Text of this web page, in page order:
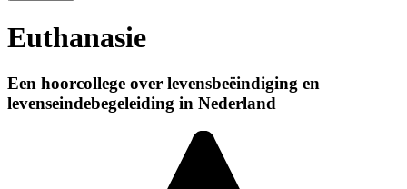
Euthanasie
Een hoorcollege over levensbeëindiging en
levenseindebegeleiding in Nederland